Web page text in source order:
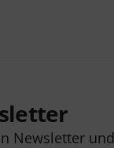
Newsletter